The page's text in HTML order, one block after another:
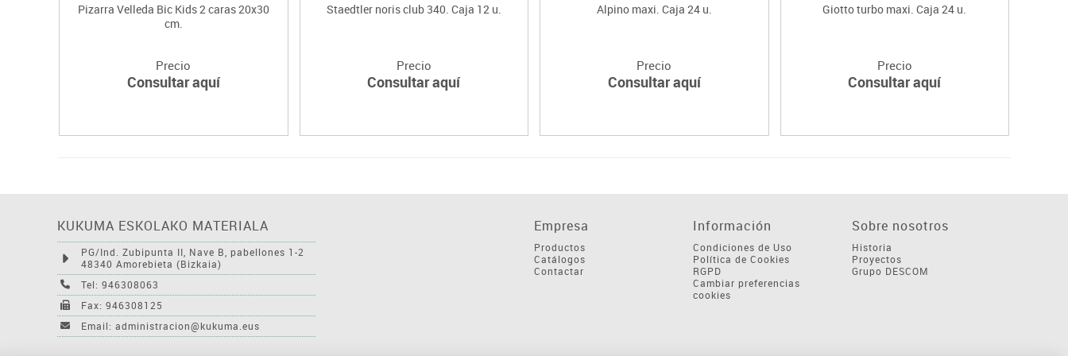
Pizarra Velleda Bic Kids 2 caras 20x30
cm.
Precio
Consultar aquí
Staedtler noris club 340. Caja 12 u.
Precio
Consultar aquí
Alpino maxi. Caja 24 u.
Precio
Consultar aquí
Giotto turbo maxi. Caja 24 u.
Precio
Consultar aquí
KUKUMA ESKOLAKO MATERIALA
PG/Ind. Zubipunta II, Nave B, pabellones 1-2
48340 Amorebieta (Bizkaia)
Tel: 946308063
Fax: 946308125
Email: administracion@kukuma.eus
Empresa
Productos
Catálogos
Contactar
Información
Condiciones de Uso
Política de Cookies
RGPD
Cambiar preferencias
cookies
Sobre nosotros
Historia
Proyectos
Grupo DESCOM